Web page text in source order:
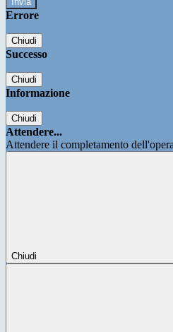
Errore
Chiudi
Successo
Chiudi
Informazione
Chiudi
Attendere...
Attendere il completamento
Chiudi